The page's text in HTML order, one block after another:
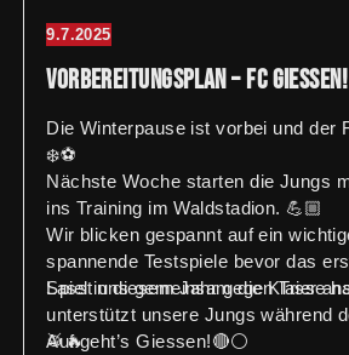
9.7.2025
Vorbereitungsplan – FC
Die Winterpause ist vorbei und der
❄️⚽
Nächste Woche starten die Jungs
ins Training im Waldstadion. 💪🏼
Wir blicken gespannt auf ein
spannende Testspiele bevor das
Spiel in diesem Jahr gegen Trier
Lasst uns gemeinsam die Klasse
unterstützt unsere Jungs während
🥁🔥
Auf geht’s Giessen!🔴⚪️